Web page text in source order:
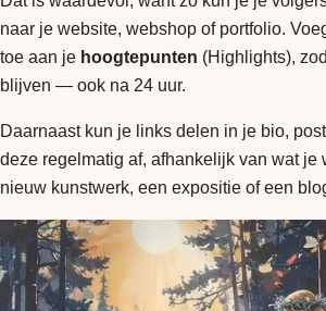
naar je website, webshop of portfolio.
toe aan je hoogtepunten (Highlights),
blijven — ook na 24 uur.
Daarnaast kun je links delen in je bio,
deze regelmatig af, afhankelijk van wat je
nieuw kunstwerk, een expositie of een